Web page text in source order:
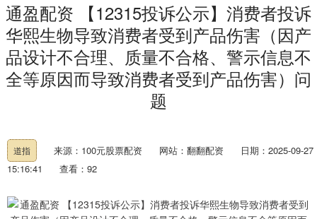
通盈配资 【12315投诉公示】消费者投诉
华熙生物导致消费者受到产品伤害（因产
品设计不合理、质量不合格、警示信息不
全等原因而导致消费者受到产品伤害）问
题
道指 来源：100元股票配资 网站：翻翻配资
日期：2025-09-27
15:16:41
查看：92